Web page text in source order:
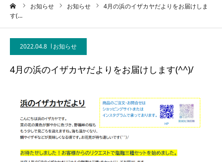
お知らせ お知らせ
4月の浜のイザカヤだよりをお届けしま
す(…
2022.04.8 お知らせ
4月の浜のイザカヤだよりをお届けします(^^)/